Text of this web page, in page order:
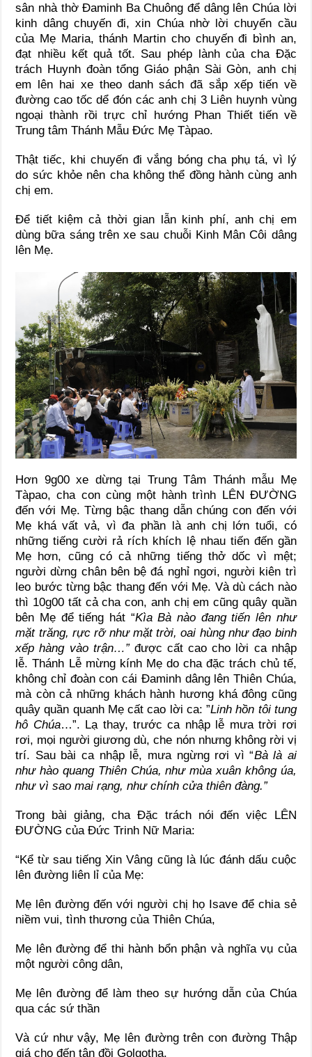
sân nhà thờ Đaminh Ba Chuông để dâng lên Chúa lời
kinh dâng chuyến đi, xin Chúa nhờ lời chuyển cầu
của Mẹ Maria, thánh Martin cho chuyến đi bình an,
đạt nhiều kết quả tốt. Sau phép lành của cha Đặc
trách Huynh đoàn tổng Giáo phận Sài Gòn, anh chị
em lên hai xe theo danh sách đã sắp xếp tiến về
đường cao tốc dể đón các anh chị 3 Liên huynh vùng
ngoại thành rồi trực chỉ hướng Phan Thiết tiến về
Trung tâm Thánh Mẫu Đức Mẹ Tàpao.
Thật tiếc, khi chuyến đi vắng bóng cha phụ tá, vì lý
do sức khỏe nên cha không thể đồng hành cùng anh
chị em.
Để tiết kiệm cả thời gian lẫn kinh phí, anh chị em
dùng bữa sáng trên xe sau chuỗi Kinh Mân Côi dâng
lên Mẹ.
Hơn 9g00 xe dừng tại Trung Tâm Thánh mẫu Mẹ
Tàpao, cha con cùng một hành trình LÊN ĐƯỜNG
đến với Mẹ. Từng bậc thang dẫn chúng con đến với
Mẹ khá vất vả, vì đa phần là anh chị lớn tuổi, có
những tiếng cười rả rích khích lệ nhau tiến đến gần
Mẹ hơn, cũng có cả những tiếng thở dốc vì mệt;
người dừng chân bên bệ đá nghỉ ngơi, người kiên trì
leo bước từng bậc thang đến với Mẹ. Và dù cách nào
thì 10g00 tất cả cha con, anh chị em cũng quây quần
bên Mẹ để tiếng hát “Kìa Bà nào đang tiến lên như
mặt trăng, rực rỡ như mặt trời, oai hùng như đạo binh
xếp hàng vào trận…”được cất cao cho lời ca nhập
lễ. Thánh Lễ mừng kính Mẹ do cha đặc trách chủ tế,
không chỉ đoàn con cái Đaminh dâng lên Thiên Chúa,
mà còn cả những khách hành hương khá đông cũng
quây quần quanh Mẹ cất cao lời ca: ”Linh hồn tôi tung
hô Chúa…”. Lạ thay, trước ca nhập lễ mưa trời rơi
rơi, mọi người giương dù, che nón nhưng không rời vị
trí. Sau bài ca nhập lễ, mưa ngừng rơi vì “Bà là ai
như hào quang Thiên Chúa, như mùa xuân không úa,
như vì sao mai rạng, như chính cửa thiên đàng.”
Trong bài giảng, cha Đặc trách nói đến việc LÊN
ĐƯỜNG của Đức Trinh Nữ Maria:
“Kể từ sau tiếng Xin Vâng cũng là lúc đánh dấu cuộc
lên đường liên lỉ của Mẹ:
Mẹ lên đường đến với người chị họ Isave để chia sẻ
niềm vui, tình thương của Thiên Chúa,
Mẹ lên đường để thi hành bổn phận và nghĩa vụ của
một người công dân,
Mẹ lên đường để làm theo sự hướng dẫn của Chúa
qua các sứ thần
Và cứ như vậy, Mẹ lên đường trên con đường Thập
giá cho đến tận đồi Golgotha.